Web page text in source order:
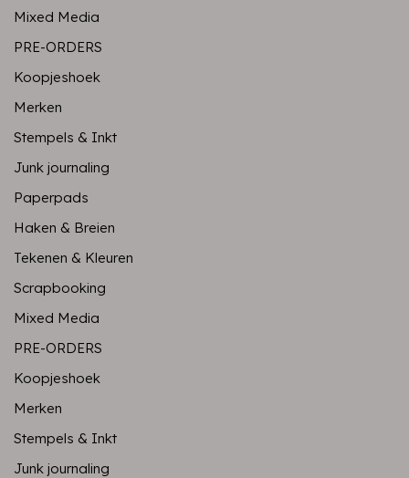
Mixed Media
PRE-ORDERS
Koopjeshoek
Merken
Stempels & Inkt
Junk journaling
Paperpads
Haken & Breien
Tekenen & Kleuren
Scrapbooking
Mixed Media
PRE-ORDERS
Koopjeshoek
Merken
Stempels & Inkt
Junk journaling